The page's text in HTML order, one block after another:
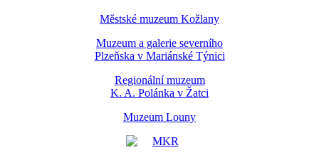
Městské muzeum Kožlany
Muzeum a galerie severního
Plzeňska v Mariánské Týnici
Regionální muzeum
K. A. Polánka v Žatci
Muzeum Louny